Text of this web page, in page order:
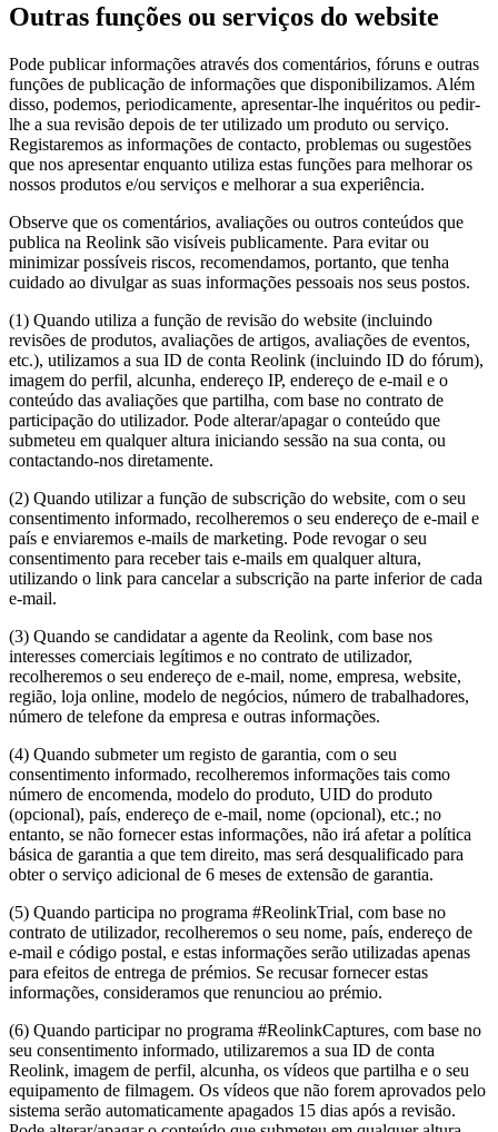
Outras funções ou serviços do website
Pode publicar informações através dos comentários, fóruns e outras
funções de publicação de informações que disponibilizamos. Além
disso, podemos, periodicamente, apresentar-lhe inquéritos ou pedir-
lhe a sua revisão depois de ter utilizado um produto ou serviço.
Registaremos as informações de contacto, problemas ou sugestões
que nos apresentar enquanto utiliza estas funções para melhorar os
nossos produtos e/ou serviços e melhorar a sua experiência.
Observe que os comentários, avaliações ou outros conteúdos que
publica na Reolink são visíveis publicamente. Para evitar ou
minimizar possíveis riscos, recomendamos, portanto, que tenha
cuidado ao divulgar as suas informações pessoais nos seus postos.
(1) Quando utiliza a função de revisão do website (incluindo
revisões de produtos, avaliações de artigos, avaliações de eventos,
etc.), utilizamos a sua ID de conta Reolink (incluindo ID do fórum),
imagem do perfil, alcunha, endereço IP, endereço de e-mail e o
conteúdo das avaliações que partilha, com base no contrato de
participação do utilizador. Pode alterar/apagar o conteúdo que
submeteu em qualquer altura iniciando sessão na sua conta, ou
contactando-nos diretamente.
(2) Quando utilizar a função de subscrição do website, com o seu
consentimento informado, recolheremos o seu endereço de e-mail e
país e enviaremos e-mails de marketing. Pode revogar o seu
consentimento para receber tais e-mails em qualquer altura,
utilizando o link para cancelar a subscrição na parte inferior de cada
e-mail.
(3) Quando se candidatar a agente da Reolink, com base nos
interesses comerciais legítimos e no contrato de utilizador,
recolheremos o seu endereço de e-mail, nome, empresa, website,
região, loja online, modelo de negócios, número de trabalhadores,
número de telefone da empresa e outras informações.
(4) Quando submeter um registo de garantia, com o seu
consentimento informado, recolheremos informações tais como
número de encomenda, modelo do produto, UID do produto
(opcional), país, endereço de e-mail, nome (opcional), etc.; no
entanto, se não fornecer estas informações, não irá afetar a política
básica de garantia a que tem direito, mas será desqualificado para
obter o serviço adicional de 6 meses de extensão de garantia.
(5) Quando participa no programa #ReolinkTrial, com base no
contrato de utilizador, recolheremos o seu nome, país, endereço de
e-mail e código postal, e estas informações serão utilizadas apenas
para efeitos de entrega de prémios. Se recusar fornecer estas
informações, consideramos que renunciou ao prémio.
(6) Quando participar no programa #ReolinkCaptures, com base no
seu consentimento informado, utilizaremos a sua ID de conta
Reolink, imagem de perfil, alcunha, os vídeos que partilha e o seu
equipamento de filmagem. Os vídeos que não forem aprovados pelo
sistema serão automaticamente apagados 15 dias após a revisão.